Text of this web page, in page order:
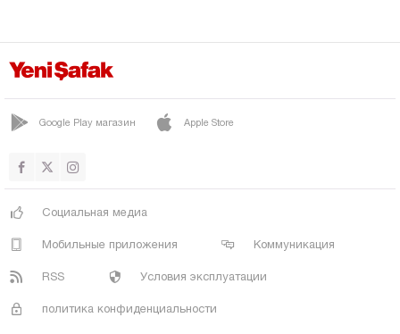
Google Play магазин Apple Store
Социальная медиа
Мобильные приложения Коммуникация
RSS Условия эксплуатации
политика конфиденциальности